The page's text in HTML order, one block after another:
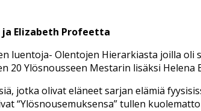
ja Elizabeth Profeetta
luentoja- Olentojen Hierarkiasta joilla oli
20 Ylösnousseen Mestarin lisäksi
jotka olivat eläneet sarjan elämiä
“Ylösnousemuksensa” tullen